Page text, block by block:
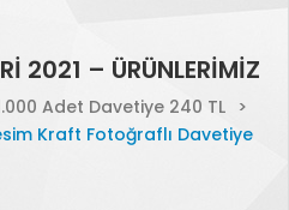
2021 – ÜRÜNLERIMIZ
Adet Davetiye 240 TL
>
Kraft Fotoğraflı Davetiye